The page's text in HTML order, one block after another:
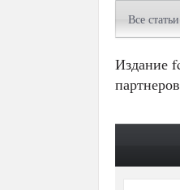
Все статьи
Издание